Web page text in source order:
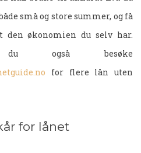
små og store summer, og få
den økonomien du selv har.
også besøke
for flere lån uten
for lånet